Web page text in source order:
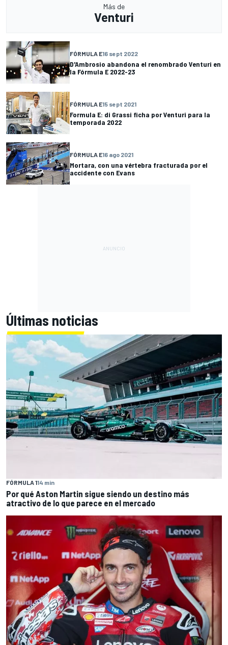
Más de
Venturi
FÓRMULA E16 sept 2022
D'Ambrosio abandona el renombrado Venturi en
la Fórmula E 2022-23
FÓRMULA E15 sept 2021
Formula E: di Grassi ficha por Venturi para la
temporada 2022
FÓRMULA E16 ago 2021
Mortara, con una vértebra fracturada por el
accidente con Evans
Últimas noticias
FÓRMULA 114 min
Por qué Aston Martin sigue siendo un destino más
atractivo de lo que parece en el mercado